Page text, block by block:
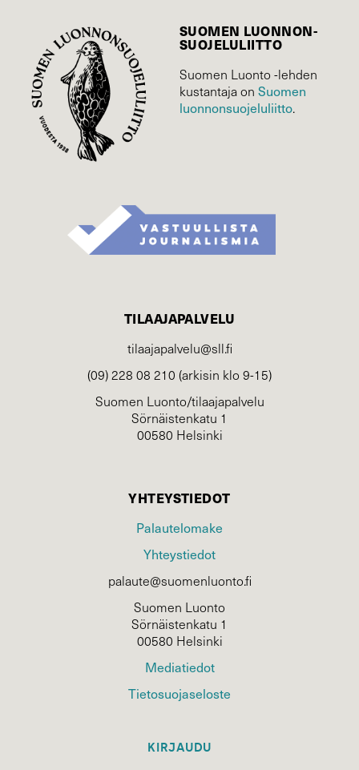
SUOMEN LUONNON­
SUOJELU­LIITTO
Suomen Luonto -lehden
kustantaja on Suomen
luonnonsuojelu­liitto.
TILAAJAPALVELU
tilaajapalvelu@sll.fi
(09) 228 08 210 (arkisin klo 9-15)
Suomen Luonto/tilaajapalvelu
Sörnäistenkatu 1
00580 Helsinki
YHTEYSTIEDOT
Palautelomake
Yhteystiedot
palaute@suomenluonto.fi
Suomen Luonto
Sörnäistenkatu 1
00580 Helsinki
Mediatiedot
Tietosuojaseloste
KIRJAUDU